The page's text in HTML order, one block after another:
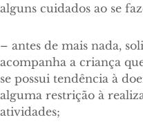
alguns cuidados ao se
– antes de mais nada,
acompanha a criança
se possui tendência à
alguma restrição à
atividades;